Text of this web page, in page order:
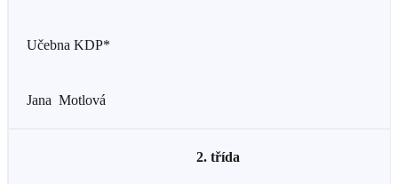
Učebna KDP*
Jana Motlová
2. třída